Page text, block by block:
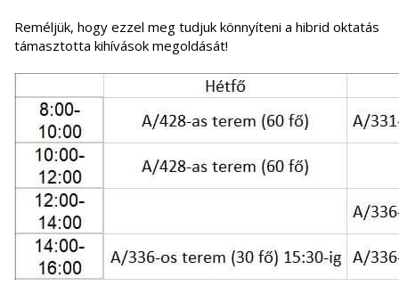
Reméljük, hogy ezzel meg tudjuk könnyíteni a hibrid oktatás
támasztotta kihívások megoldását!